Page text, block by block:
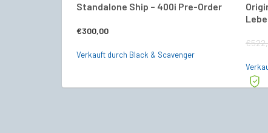
Standalone Ship – 400i Pre-Order
€300,00
Verkauft durch Black & Scavenger
€